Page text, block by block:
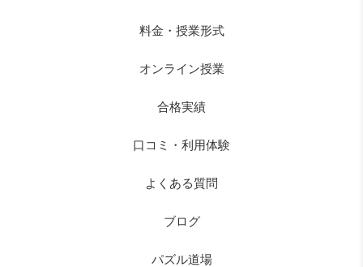
料金・授業形式
オンライン授業
合格実績
口コミ・利用体験
よくある質問
ブログ
パズル道場